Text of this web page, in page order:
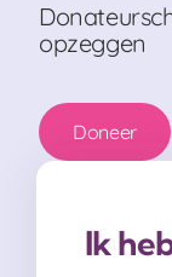
opzeggen
Doneer
Ik